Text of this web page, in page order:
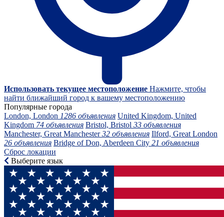
Использовать текущее местоположение Нажмите, чтобы
найти ближайший город к вашему местоположению
Популярные города
London, London 1286 объявления United Kingdom, United
Kingdom 74 объявления Bristol, Bristol 33 объявления
Manchester, Great Manchester32 объявления Ilford, Great London
26 объявления Bridge of Don, Aberdeen City 21 объявления
Сброс локации
Выберите язык